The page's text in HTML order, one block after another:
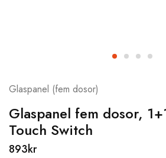
Glaspanel (fem dosor)
Glaspanel fem dosor,
Touch Switch
893kr